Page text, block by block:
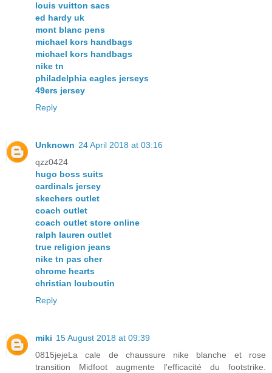
louis vuitton sacs
ed hardy uk
mont blanc pens
michael kors handbags
michael kors handbags
nike tn
philadelphia eagles jerseys
49ers jersey
Reply
Unknown 24 April 2018 at 03:16
qzz0424
hugo boss suits
cardinals jersey
skechers outlet
coach outlet
coach outlet store online
ralph lauren outlet
true religion jeans
nike tn pas cher
chrome hearts
christian louboutin
Reply
miki 15 August 2018 at 09:39
0815jejeLa cale de chaussure nike blanche et rose
transition Midfoot augmente l'efficacité du footstrike.